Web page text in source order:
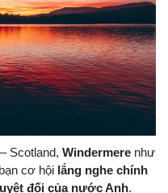
Scotland, Windermere như
cơ hội lắng nghe chính
đối của nước Anh.